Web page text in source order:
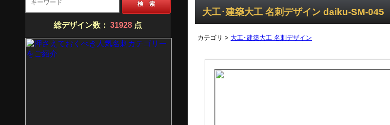
大工･建築大工 名刺デザイン daiku-SM-045
カテゴリ > 大工･建築大工 名刺デザイン
検 索
総デザイン数：31928 点